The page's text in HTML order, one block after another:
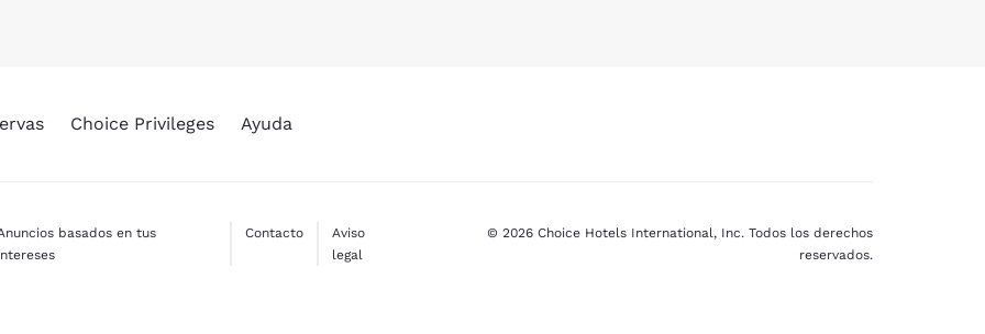
Choice Privileges Ayuda
basados en tus
Contacto
Aviso
legal
© 2026 Choice Hotels International, Inc. Todos los derechos
reservados.